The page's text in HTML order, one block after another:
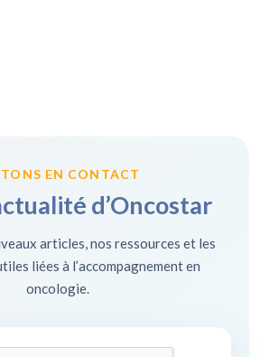
EN CONTACT
d’Oncostar
articles, nos ressources et les
liées à l’accompagnement en
oncologie.